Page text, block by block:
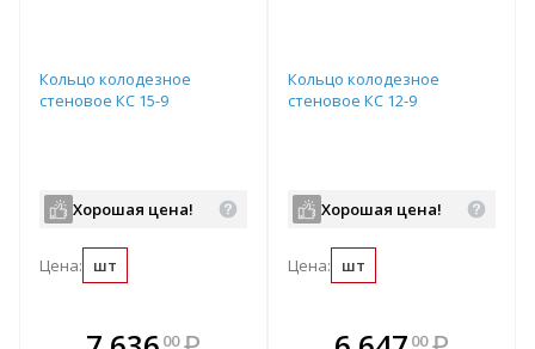
Кольцо колодезное
стеновое КС 15-9
Хорошая цена!
Цена: шт
00
В комплекте
Кольцо колодезное
стеновое КС 12-9
Хорошая цена!
Цена: шт
В комплекте
00